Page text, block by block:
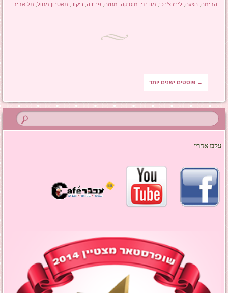
הבימה הצגה ,לירז צ'רכי מודרני מוסיקה מחזה פרידה ריקוד תאטרון מחול תל אביב
ניווט בפוסטים
→ פוסטים ישנים יותר
עקבו אחריי